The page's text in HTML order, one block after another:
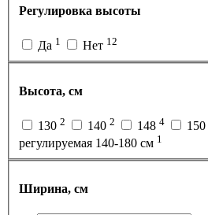
Регулировка высоты
Да 1 Нет 12
Высота, см
130 2 140 2 148 4 150
регулируемая 140-180 см 1
Ширина, см